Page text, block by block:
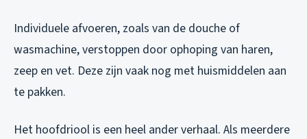
Individuele afvoeren, zoals van de douche of
wasmachine, verstoppen door ophoping van haren,
zeep en vet. Deze zijn vaak nog met huismiddelen aan
te pakken.
Het hoofdriool is een heel ander verhaal. Als meerdere